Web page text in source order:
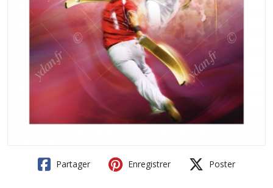
Partager Enregistrer Poster